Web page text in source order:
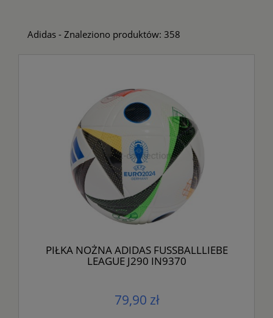
Adidas - Znaleziono produktów: 358
PIŁKA NOŻNA ADIDAS FUSSBALLLIEBE
LEAGUE J290 IN9370
79,90 zł